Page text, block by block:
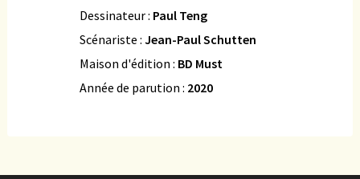
Dessinateur : Paul Teng
Scénariste : Jean-Paul Schutten
Maison d'édition : BD Must
Année de parution : 2020